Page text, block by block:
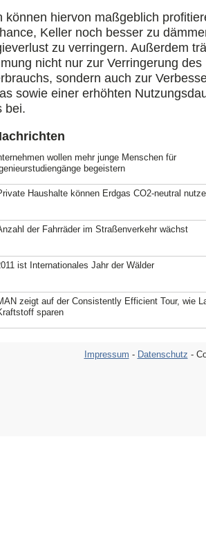
können hiervon maßgeblich
Keller noch besser zu
zu verringern. Außerdem
nicht nur zur Verringerung des
sondern auch zur
sowie einer erhöhten
bei.
wollen mehr junge Menschen für
begeistern
Haushalte können Erdgas CO2-neutral
der Fahrräder im Straßenverkehr wächst
ist Internationales Jahr der Wälder
zeigt auf der Consistently Efficient Tour, wie
sparen
Impressum - Datenschutz -